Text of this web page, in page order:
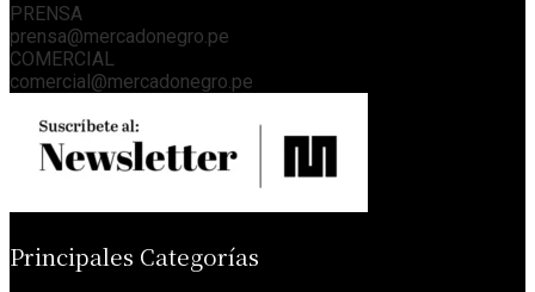
PRENSA
prensa@mercadonegro.pe
COMERCIAL
comercial@mercadonegro.pe
Principales Categorías